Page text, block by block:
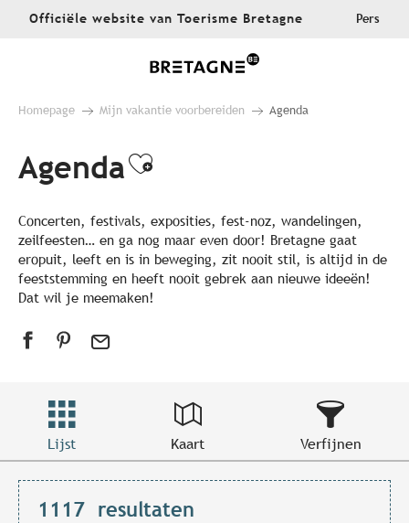
AllerOfficiële website van Toerisme Bretagne Pers
Homepage Mijn vakantie voorbereiden Agenda
AgendaAjouter aux favoris
Concerten, festivals, exposities, fest-noz, wandelingen,
zeilfeesten… en ga nog maar even door! Bretagne gaat
eropuit, leeft en is in beweging, zit nooit stil, is altijd in de
feeststemming en heeft nooit gebrek aan nieuwe ideeën!
Dat wil je meemaken!
Lijst Kaart Verfijnen
1117 resultaten